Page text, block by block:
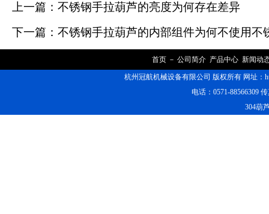
上一篇： 不锈钢手拉葫芦的亮度为何存在差异
下一篇： 不锈钢手拉葫芦的内部组件为何不使用不
首页 － 公司简介 产品中心 新闻动
杭州冠航机械设备有限公司 版权所有 网址：
电话：0571-88566309
304葫